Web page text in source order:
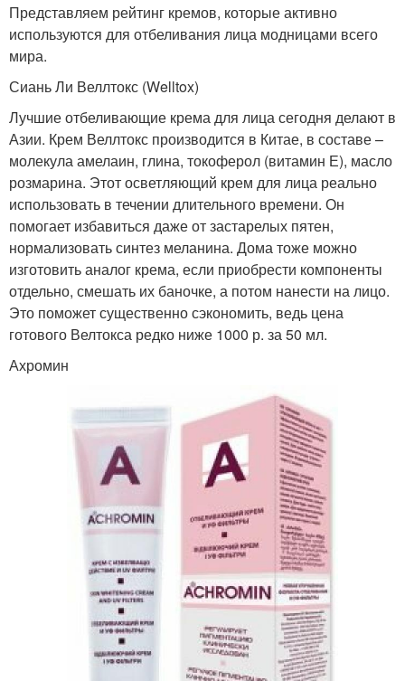
Представляем рейтинг кремов, которые активно
используются для отбеливания лица модницами всего
мира.
Сиань Ли Веллтокс (Welltox)
Лучшие отбеливающие крема для лица сегодня делают в
Азии. Крем Веллтокс производится в Китае, в составе –
молекула амелаин, глина, токоферол (витамин Е), масло
розмарина. Этот осветляющий крем для лица реально
использовать в течении длительного времени. Он
помогает избавиться даже от застарелых пятен,
нормализовать синтез меланина. Дома тоже можно
изготовить аналог крема, если приобрести компоненты
отдельно, смешать их баночке, а потом нанести на лицо.
Это поможет существенно сэкономить, ведь цена
готового Велтокса редко ниже 1000 р. за 50 мл.
Ахромин